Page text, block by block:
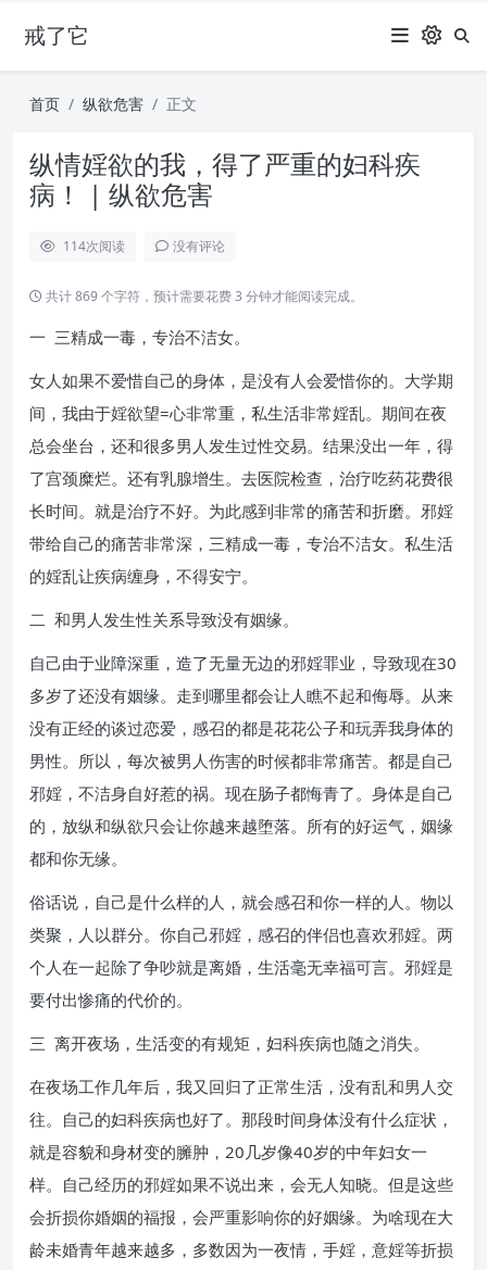
戒了它
首页 纵欲危害 正文
纵情婬欲的我，得了严重的妇科疾
病！ | 纵欲危害
114次阅读 没有评论
共计 869 个字符，预计需要花费 3 分钟才能阅读完成。
一 三精成一毒，专治不洁女。
女人如果不爱惜自己的身体，是没有人会爱惜你的。大学期
间，我由于婬欲望=心非常重，私生活非常婬乱。期间在夜
总会坐台，还和很多男人发生过性交易。结果没出一年，得
了宫颈糜烂。还有乳腺增生。去医院检查，治疗吃药花费很
长时间。就是治疗不好。为此感到非常的痛苦和折磨。邪婬
带给自己的痛苦非常深，三精成一毒，专治不洁女。私生活
的婬乱让疾病缠身，不得安宁。
二 和男人发生性关系导致没有姻缘。
自己由于业障深重，造了无量无边的邪婬罪业，导致现在30
多岁了还没有姻缘。走到哪里都会让人瞧不起和侮辱。从来
没有正经的谈过恋爱，感召的都是花花公子和玩弄我身体的
男性。所以，每次被男人伤害的时候都非常痛苦。都是自己
邪婬，不洁身自好惹的祸。现在肠子都悔青了。身体是自己
的，放纵和纵欲只会让你越来越堕落。所有的好运气，姻缘
都和你无缘。
俗话说，自己是什么样的人，就会感召和你一样的人。物以
类聚，人以群分。你自己邪婬，感召的伴侣也喜欢邪婬。两
个人在一起除了争吵就是离婚，生活毫无幸福可言。邪婬是
要付出惨痛的代价的。
三 离开夜场，生活变的有规矩，妇科疾病也随之消失。
在夜场工作几年后，我又回归了正常生活，没有乱和男人交
往。自己的妇科疾病也好了。那段时间身体没有什么症状，
就是容貌和身材变的臃肿，20几岁像40岁的中年妇女一
样。自己经历的邪婬如果不说出来，会无人知晓。但是这些
会折损你婚姻的福报，会严重影响你的好姻缘。为啥现在大
龄未婚青年越来越多，多数因为一夜情，手婬，意婬等折损